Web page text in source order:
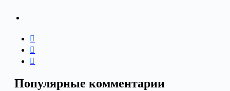
Популярные комментарии